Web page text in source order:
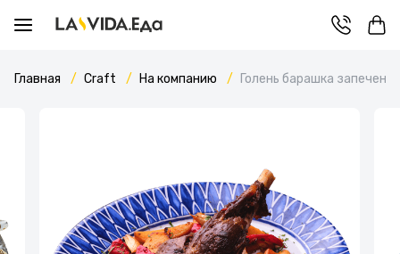
Главная Craft На компанию Голень барашка